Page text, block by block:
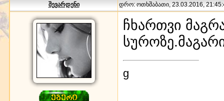
შევარდენი დრო: ოთხშაბათი, 23.03.2016,
ჩხართვი
g